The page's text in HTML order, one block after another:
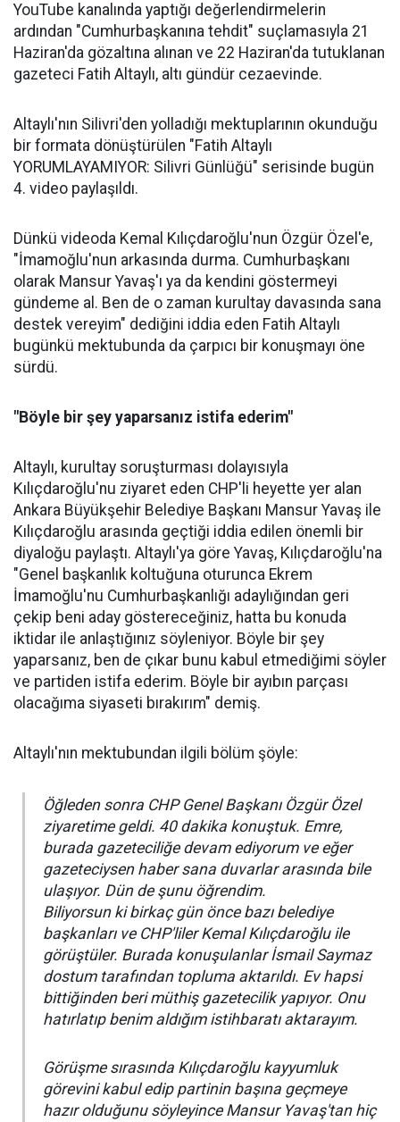
YouTube kanalında yaptığı değerlendirmelerin
ardından "Cumhurbaşkanına tehdit" suçlamasıyla 21
Haziran'da gözaltına alınan ve 22 Haziran'da tutuklanan
gazeteci Fatih Altaylı, altı gündür cezaevinde.
Altaylı'nın Silivri'den yolladığı mektuplarının okunduğu
bir formata dönüştürülen "Fatih Altaylı
YORUMLAYAMIYOR: Silivri Günlüğü" serisinde bugün
4. video paylaşıldı.
Dünkü videoda Kemal Kılıçdaroğlu'nun Özgür Özel'e,
"İmamoğlu'nun arkasında durma. Cumhurbaşkanı
olarak Mansur Yavaş'ı ya da kendini göstermeyi
gündeme al. Ben de o zaman kurultay davasında sana
destek vereyim" dediğini iddia eden Fatih Altaylı
bugünkü mektubunda da çarpıcı bir konuşmayı öne
sürdü.
"Böyle bir şey yaparsanız istifa ederim"
Altaylı, kurultay soruşturması dolayısıyla
Kılıçdaroğlu'nu ziyaret eden CHP'li heyette yer alan
Ankara Büyükşehir Belediye Başkanı Mansur Yavaş ile
Kılıçdaroğlu arasında geçtiği iddia edilen önemli bir
diyaloğu paylaştı. Altaylı'ya göre Yavaş, Kılıçdaroğlu'na
"Genel başkanlık koltuğuna oturunca Ekrem
İmamoğlu'nu Cumhurbaşkanlığı adaylığından geri
çekip beni aday göstereceğiniz, hatta bu konuda
iktidar ile anlaştığınız söyleniyor. Böyle bir şey
yaparsanız, ben de çıkar bunu kabul etmediğimi söyler
ve partiden istifa ederim. Böyle bir ayıbın parçası
olacağıma siyaseti bırakırım" demiş.
Altaylı'nın mektubundan ilgili bölüm şöyle:
Öğleden sonra CHP Genel Başkanı Özgür Özel
ziyaretime geldi. 40 dakika konuştuk. Emre,
burada gazeteciliğe devam ediyorum ve eğer
gazeteciysen haber sana duvarlar arasında bile
ulaşıyor. Dün de şunu öğrendim.
Biliyorsun ki birkaç gün önce bazı belediye
başkanları ve CHP'liler Kemal Kılıçdaroğlu ile
görüştüler. Burada konuşulanlar İsmail Saymaz
dostum tarafından topluma aktarıldı. Ev hapsi
bittiğinden beri müthiş gazetecilik yapıyor. Onu
hatırlatıp benim aldığım istihbaratı aktarayım.
Görüşme sırasında Kılıçdaroğlu kayyumluk
görevini kabul edip partinin başına geçmeye
hazır olduğunu söyleyince Mansur Yavaş'tan hiç